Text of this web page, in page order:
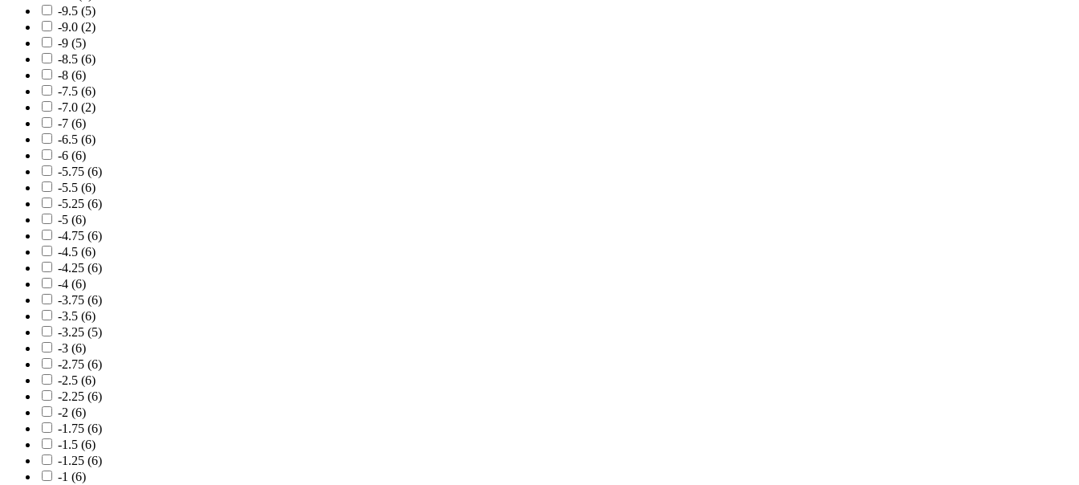
-9.5 (5)
-9.0 (2)
-9 (5)
-8.5 (6)
-8 (6)
-7.5 (6)
-7.0 (2)
-7 (6)
-6.5 (6)
-6 (6)
-5.75 (6)
-5.5 (6)
-5.25 (6)
-5 (6)
-4.75 (6)
-4.5 (6)
-4.25 (6)
-4 (6)
-3.75 (6)
-3.5 (6)
-3.25 (5)
-3 (6)
-2.75 (6)
-2.5 (6)
-2.25 (6)
-2 (6)
-1.75 (6)
-1.5 (6)
-1.25 (6)
-1 (6)